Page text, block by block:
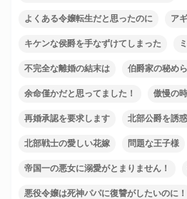
よくある令嬢転生だと思ったのに ア
キケンな侯爵を手なずけてしまった
不完全な離婚の結末は 伯爵家の秘め
余命僅かだと思ってました！ 傲慢の
再婚承認を要求します 北部公爵を誘
北部戦士の愛しい花嫁 問題な王子様
帝国一の悪女に溺愛がとまりません！
悪役令嬢は死神パパに復讐がしたいのに！